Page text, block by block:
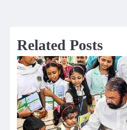
Related Posts